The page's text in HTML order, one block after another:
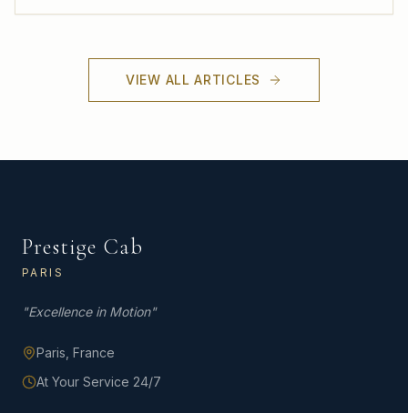
VIEW ALL ARTICLES
Prestige Cab
PARIS
"Excellence in Motion"
Paris, France
At Your Service 24/7